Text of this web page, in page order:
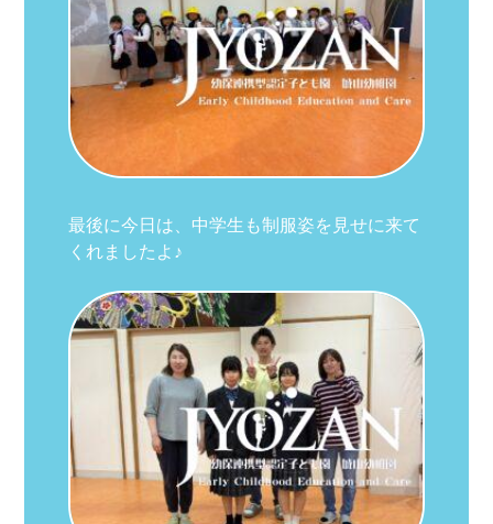
最後に今日は、中学生も制服姿を見せに来て
くれましたよ♪